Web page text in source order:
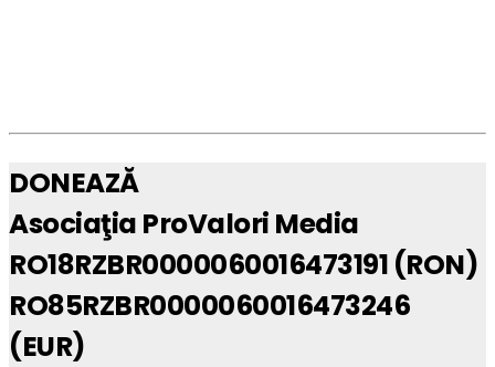
DONEAZĂ
Asociaţia ProValori Media
RO18RZBR0000060016473191 (RON)
RO85RZBR0000060016473246
(EUR)